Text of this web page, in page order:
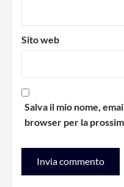
Sito web
Salva il mio nome,
browser per la